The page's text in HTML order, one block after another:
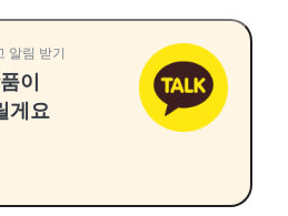
알림 받기
이
게요